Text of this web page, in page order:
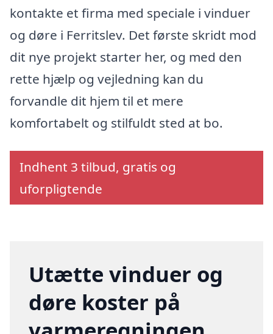
kontakte et firma med speciale i vinduer
og døre i Ferritslev. Det første skridt mod
dit nye projekt starter her, og med den
rette hjælp og vejledning kan du
forvandle dit hjem til et mere
komfortabelt og stilfuldt sted at bo.
Indhent 3 tilbud, gratis og
uforpligtende
Utætte vinduer og
døre koster på